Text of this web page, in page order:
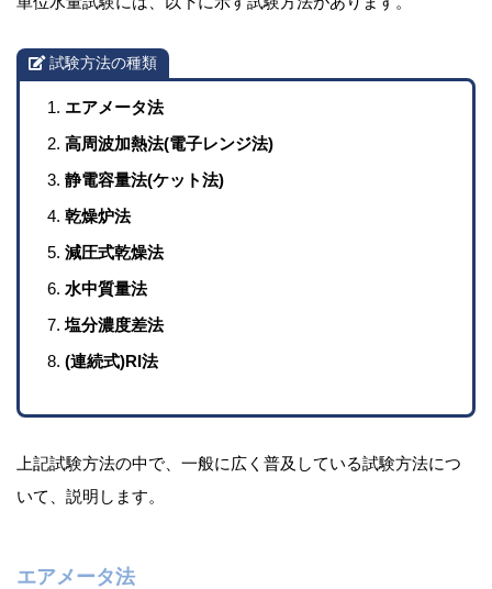
試験方法の種類
エアメータ法
高周波加熱法(電子レンジ法)
静電容量法(ケット法)
乾燥炉法
減圧式乾燥法
水中質量法
塩分濃度差法
(連続式)RI法
上記試験方法の中で、一般に広く普及している試験方法につ
いて、説明します。
エアメータ法